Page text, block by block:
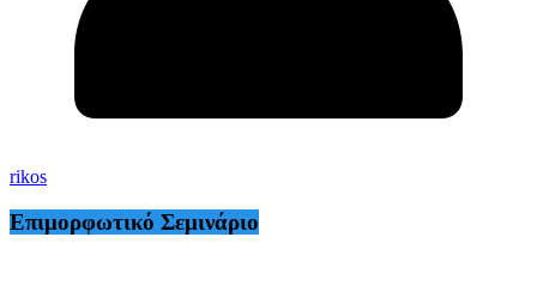
rikos
Επιμορφωτικό Σεμινάριο